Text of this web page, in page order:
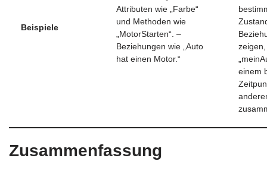
Beispiele
Attributen wie „Farbe“
und Methoden wie
„MotorStarten“. –
Beziehungen wie „Auto
hat einen Motor.“
einem
Zusammenfassung